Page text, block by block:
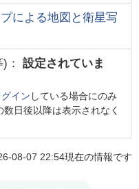
による地図と衛星写
： 設定されていま
イン している場合にのみ
日後以降は表示されなく
08-07 22:54現在の情報です